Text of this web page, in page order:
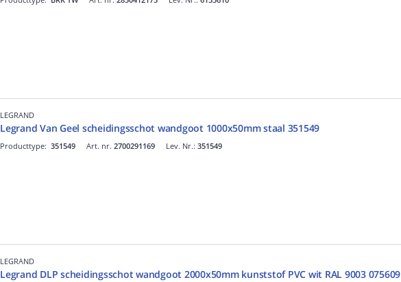
LEGRAND
Legrand Van Geel scheidingsschot wandgoot 1000x50mm staal 351549
Art. nr. 2700291169
Producttype: 351549 Lev. Nr.: 351549
LEGRAND
Legrand DLP scheidingsschot wandgoot 2000x50mm kunststof PVC wit RAL 9003 075609